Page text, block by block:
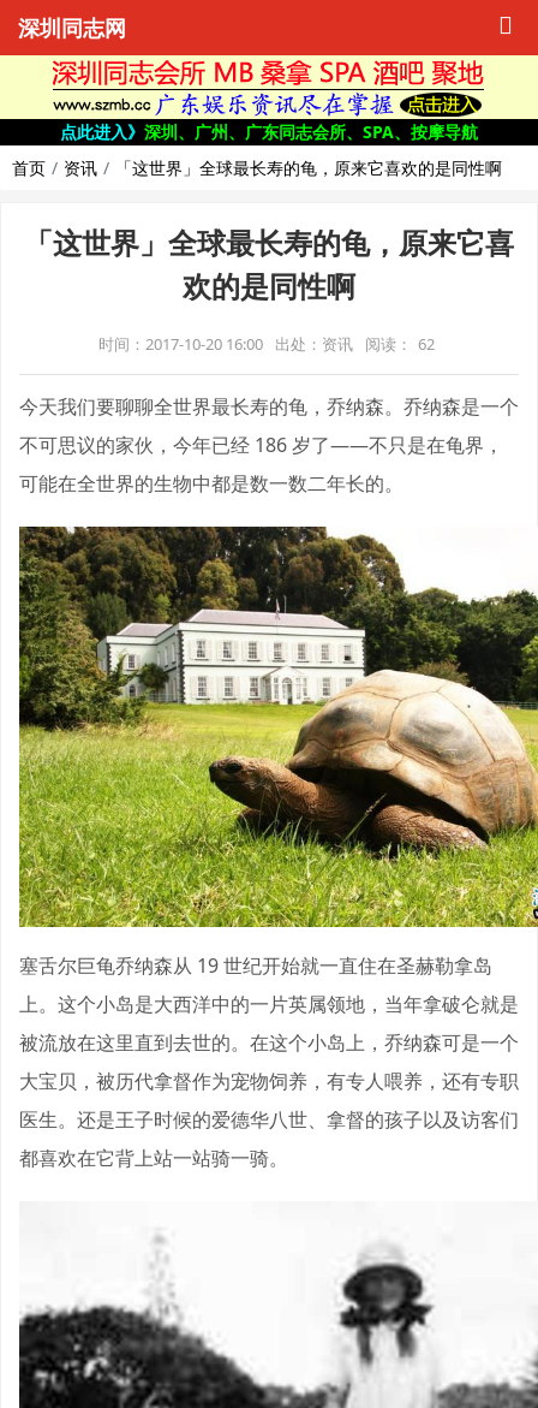
深圳同志网
点此进入》 深圳、广州、广东同志会所、SPA、按摩导航
首页
资讯 「这世界」全球最长寿的龟，原来它喜欢的是同性啊
「这世界」全球最长寿的龟，原来它喜
欢的是同性啊
时间：2017-10-20 16:00 出处：资讯 阅读： 62
今天我们要聊聊全世界最长寿的龟，乔纳森。乔纳森是一个
不可思议的家伙，今年已经 186 岁了——不只是在龟界，
可能在全世界的生物中都是数一数二年长的。
塞舌尔巨龟乔纳森从 19 世纪开始就一直住在圣赫勒拿岛
上。这个小岛是大西洋中的一片英属领地，当年拿破仑就是
被流放在这里直到去世的。在这个小岛上，乔纳森可是一个
大宝贝，被历代拿督作为宠物饲养，有专人喂养，还有专职
医生。还是王子时候的爱德华八世、拿督的孩子以及访客们
都喜欢在它背上站一站骑一骑。